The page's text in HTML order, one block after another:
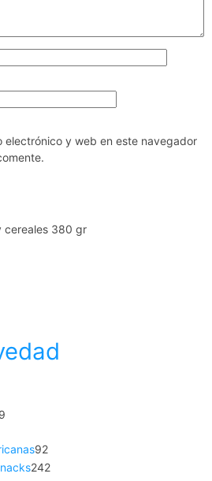
electrónico y web en este navegador
cereales 380 gr
92
242